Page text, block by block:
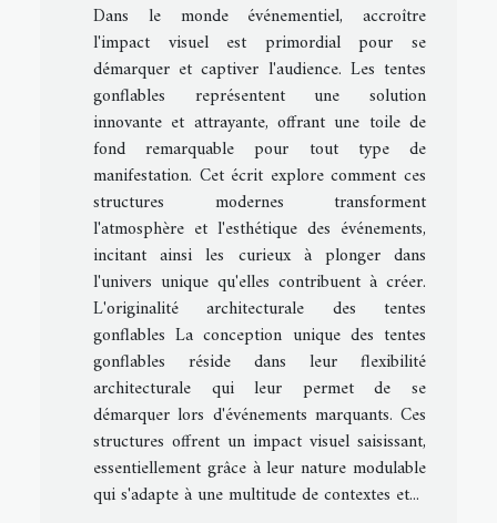
Dans le monde événementiel, accroître
l'impact visuel est primordial pour se
démarquer et captiver l'audience. Les tentes
gonflables représentent une solution
innovante et attrayante, offrant une toile de
fond remarquable pour tout type de
manifestation. Cet écrit explore comment ces
structures modernes transforment
l'atmosphère et l'esthétique des événements,
incitant ainsi les curieux à plonger dans
l'univers unique qu'elles contribuent à créer.
L'originalité architecturale des tentes
gonflables La conception unique des tentes
gonflables réside dans leur flexibilité
architecturale qui leur permet de se
démarquer lors d'événements marquants. Ces
structures offrent un impact visuel saisissant,
essentiellement grâce à leur nature modulable
qui s'adapte à une multitude de contextes et...